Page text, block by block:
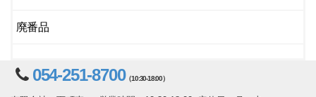
廃番品
054-251-8700（10:30-18:00）